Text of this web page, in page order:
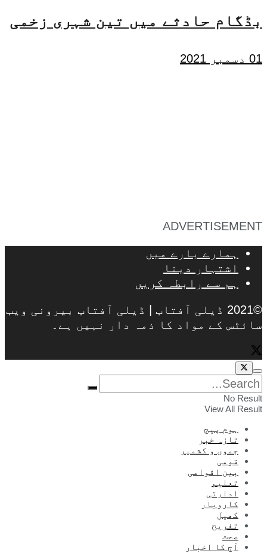
بڈگام حادثے میں تین شہری زخمی
01 دسمبر 2021
ADVERTISEMENT
ہمارے بارے میں
اشتہار دینا
ہم سے رابطہ کریں
©2021 ڈیلی آفتاب | ڈیلی آفتاب بیرونی ویب
سائٹس کے مواد کا ذمہ دار نہیں ہے۔
No Result
View All Result
ہوم پیج
تازہ خبر
جموں و کشمیر
قومی
بین اقوامی
تعلیم
ادارتی
کاروبار
کھیل
تفریح
صحت
آج کا اخبار